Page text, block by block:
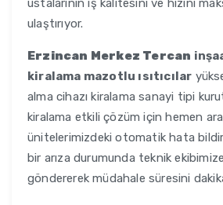
ustalarının iş kalitesini ve hızını
ulaştırıyor.
Erzincan Merkez Tercan
kiralama mazotlu ısıtıcılar
alma cihazı kiralama sanayi tipi
kiralama etkili çözüm için hemen
ünitelerimizdeki otomatik hata
bir arıza durumunda teknik
göndererek müdahale süresini